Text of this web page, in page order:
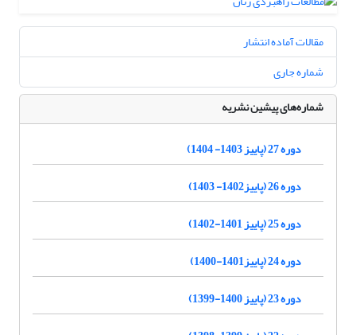
مقالات آماده انتشار
شماره جاری
شماره‌های پیشین نشریه
دوره 27 (پاییز 1403- 1404)
دوره 26 (پاییز1402- 1403)
دوره 25 (پاییز 1401-1402)
دوره 24 (پاییز1401-1400)
دوره 23 (پاییز 1400-1399)